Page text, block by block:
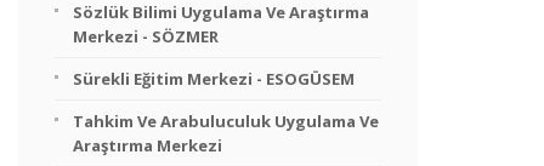
Sözlük Bilimi Uygulama Ve Araştırma
Merkezi - SÖZMER
Sürekli Eğitim Merkezi - ESOGÜSEM
Tahkim Ve Arabuluculuk Uygulama Ve
Araştırma Merkezi